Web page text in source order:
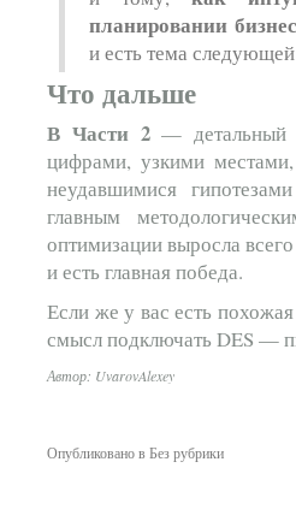
планировании
и есть тема
Что дальше
В Части 2— детальный
цифрами, узкими
неудавшимися
главным
оптимизации выросла
и есть главная победа.
Если же у вас есть
смысл подключать DES —
Автор: UvarovAlexey
Опубликовано в Без рубрики